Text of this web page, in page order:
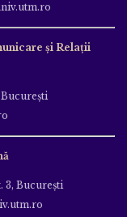
și Relații
Bucureşti
3, Bucureşti